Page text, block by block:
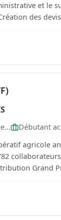
et le
Débutant
Organisé
Grand